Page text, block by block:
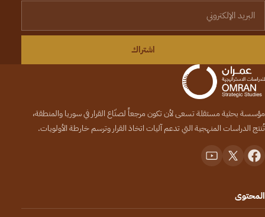
اشتراك
بحثية مستقلة تسعى لأن تكون مرجعاً لصنّاع القرار في سوريا والمنطقة،
الدراسات المنهجية التي تدعم آليات اتخاذ القرار وترسم خارطة الأولويات.